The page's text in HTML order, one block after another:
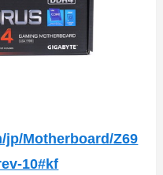
Motherboard/Z69
10#kf